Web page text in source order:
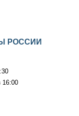
РОССИИ
16:00